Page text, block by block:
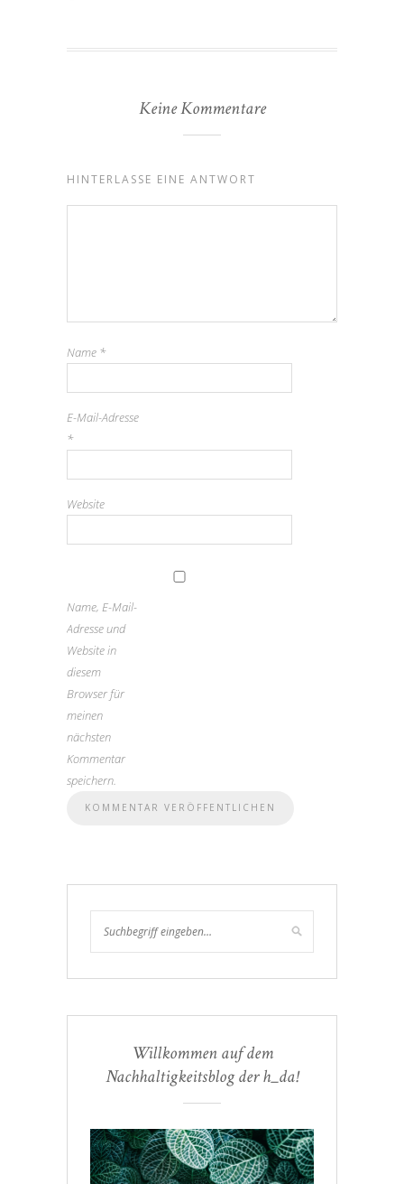
Keine Kommentare
HINTERLASSE EINE ANTWORT
Name *
E-Mail-Adresse
*
Website
Name, E-Mail-
Adresse und
Website in
diesem
Browser für
meinen
nächsten
Kommentar
speichern.
Willkommen auf dem
Nachhaltigkeitsblog der h_da!